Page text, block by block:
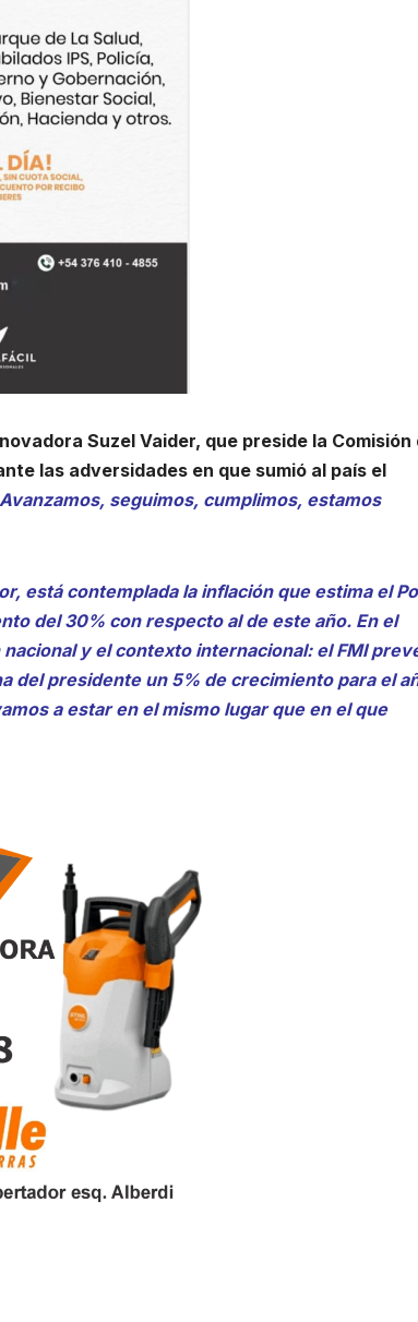
Suzel Vaider, que preside la Comisión
las adversidades en que sumió al país el
seguimos, cumplimos, estamos
está contemplada la inflación que estima el
del 30% con respecto al de este año. En el
y el contexto internacional: el FMI
del presidente un 5% de crecimiento para el
a estar en el mismo lugar que en el que